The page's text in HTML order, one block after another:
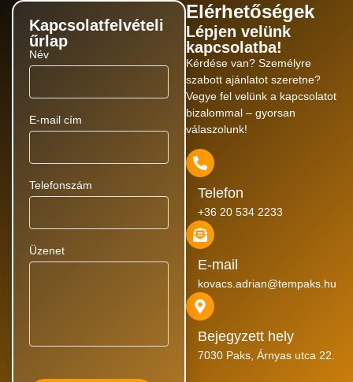
Elérhetőségek
Lépjen velünk
kapcsolatba!
Kérdése van? Személyre
szabott ajánlatot szeretne?
Vegye fel velünk a kapcsolatot
bizalommal – gyorsan
válaszolunk!
Telefon
+36 20 534 2233
E-mail
kovacs.adrian@tempaks.hu
Bejegyzett hely
7030 Paks, Árnyas utca 22.
Kapcsolatfelvételi
űrlap
Név
E-mail cím
Telefonszám
Üzenet